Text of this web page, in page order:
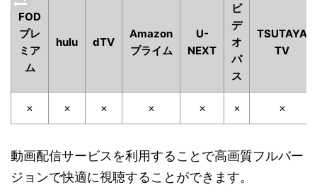
FOD
プレ
ミア
ム
hulu dTV
Amazon
プライム
U-
NEXT
ビ
デ
オ
パ
ス
TSUTAYA
TV
× × × × × × ×
動画配信サービスを利用することで高画質フルバー
ジョンで快適に視聴することができます。